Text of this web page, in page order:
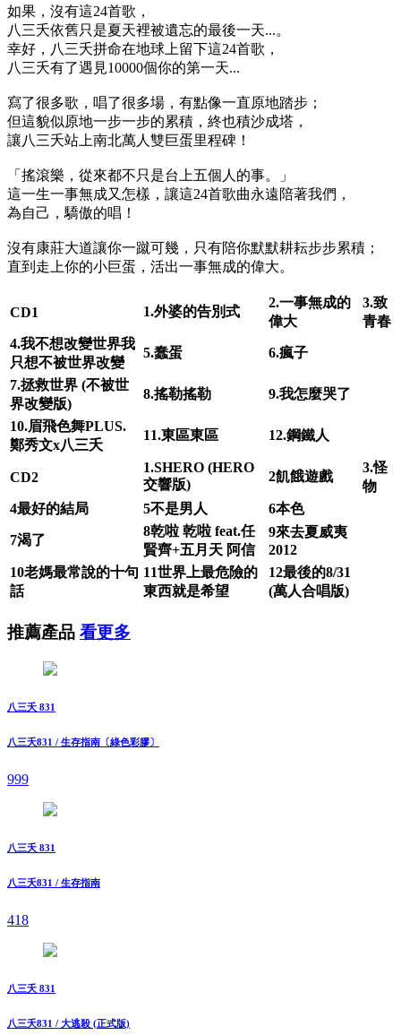
如果，沒有這24首歌，
八三夭依舊只是夏天裡被遺忘的最後一天...。
幸好，八三夭拼命在地球上留下這24首歌，
八三夭有了遇見10000個你的第一天...
寫了很多歌，唱了很多場，有點像一直原地踏步；
但這貌似原地一步一步的累積，終也積沙成塔，
讓八三夭站上南北萬人雙巨蛋里程碑！
「搖滾樂，從來都不只是台上五個人的事。」
這一生一事無成又怎樣，讓這24首歌曲永遠陪著我們，
為自己，驕傲的唱！
沒有康莊大道讓你一蹴可幾，只有陪你默默耕耘步步累積；
直到走上你的小巨蛋，活出一事無成的偉大。
CD1 1.外婆的告別式
2.一事無成的
偉大
3.致
青春
4.我不想改變世界我
只想不被世界改變
5.蠢蛋 6.瘋子
7.拯救世界 (不被世
界改變版)
8.搖勒搖勒 9.我怎麼哭了
10.眉飛色舞PLUS.
鄭秀文x八三夭
11.東區東區 12.鋼鐵人
CD2
1.SHERO (HERO
交響版)
2飢餓遊戲
3.怪
物
4最好的結局 5不是男人 6本色
7渴了
8乾啦 乾啦 feat.任
賢齊+五月天 阿信
9來去夏威夷
2012
10老媽最常說的十句
話
11世界上最危險的
東西就是希望
12最後的8/31
(萬人合唱版)
推薦產品 看更多
八三夭 831
八三夭831 / 生存指南〔綠色彩膠〕
999
八三夭 831
八三夭831 / 生存指南
418
八三夭 831
八三夭831 / 大逃殺 (正式版)